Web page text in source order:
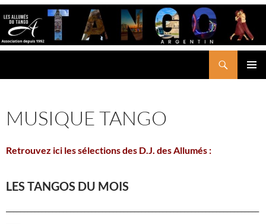
Aller
au
contenu
MUSIQUE TANGO
Retrouvez ici les sélections des D.J. des Allumés :
LES TANGOS DU MOIS